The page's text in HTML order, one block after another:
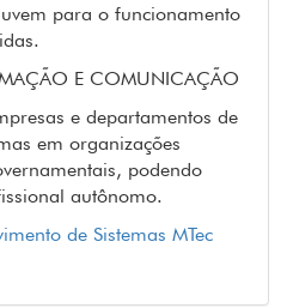
para o funcionamento
E COMUNICAÇÃO
e departamentos de
em organizações
podendo
autônomo.
de Sistemas MTec